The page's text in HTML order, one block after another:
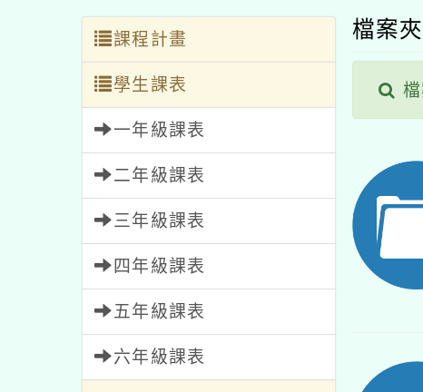
課程計畫
學生課表
一年級課表
二年級課表
三年級課表
四年級課表
五年級課表
六年級課表
檔案